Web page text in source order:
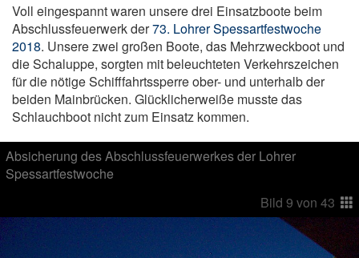
Voll eingespannt waren unsere drei Einsatzboote beim
Abschlussfeuerwerk der73. Lohrer Spessartfestwoche
2018. Unsere zwei großen Boote, das Mehrzweckboot und
die Schaluppe, sorgten mit beleuchteten Verkehrszeichen
für die nötige Schifffahrtssperre ober- und unterhalb der
beiden Mainbrücken. Glücklicherweiße musste das
Schlauchboot nicht zum Einsatz kommen.
Absicherung des Abschlussfeuerwerkes der Lohrer
Spessartfestwoche
Bild 9 von 43